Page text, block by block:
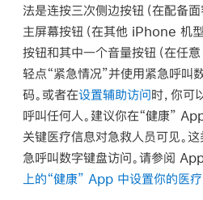
法是连按三次侧边按钮（在配备
主屏幕按钮（在其他 iPhone 机
按钮和其中一个音量按钮（在任
轻点“紧急情况”并使用紧急呼叫
码。或者在设置辅助访问时，你可
呼叫任何人。建议你在“健康”
关键医疗信息对急救人员可见。
急呼叫数字键盘访问。请参阅
上的“健康” App 中设置你的医